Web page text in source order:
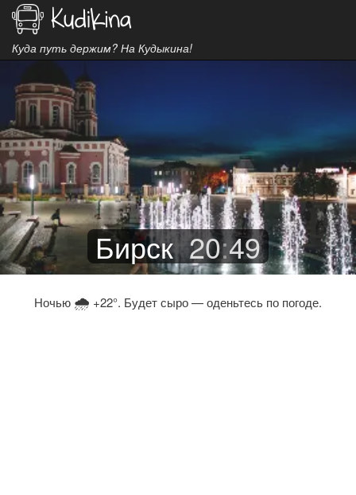
Куда путь держим? На Кудыкина!
Бирск 20:49
Ночью 🌧 +22°. Будет сыро — оденьтесь по погоде.